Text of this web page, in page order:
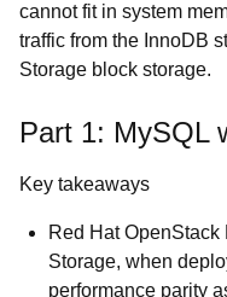
cannot fit in system
traffic from the InnoDB
Storage block storage.
Part 1: MySQL
Key takeaways
Red Hat
Storage, when
performance parity